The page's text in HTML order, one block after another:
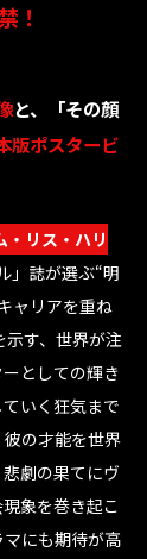
！
と、「その顔
版ポスタービ
・リス・ハリ
」誌が選ぶ“明
ャリアを重ね
す、世界が注
としての輝き
いく狂気まで
の才能を世界
劇の果てにヴ
象を巻き起こ
にも期待が高